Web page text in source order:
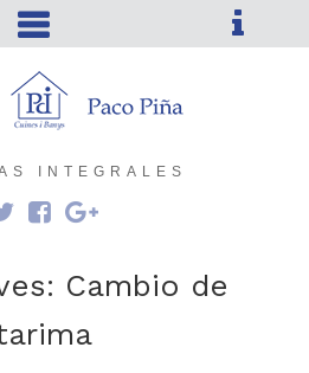
INTEGRALES
Cambio de